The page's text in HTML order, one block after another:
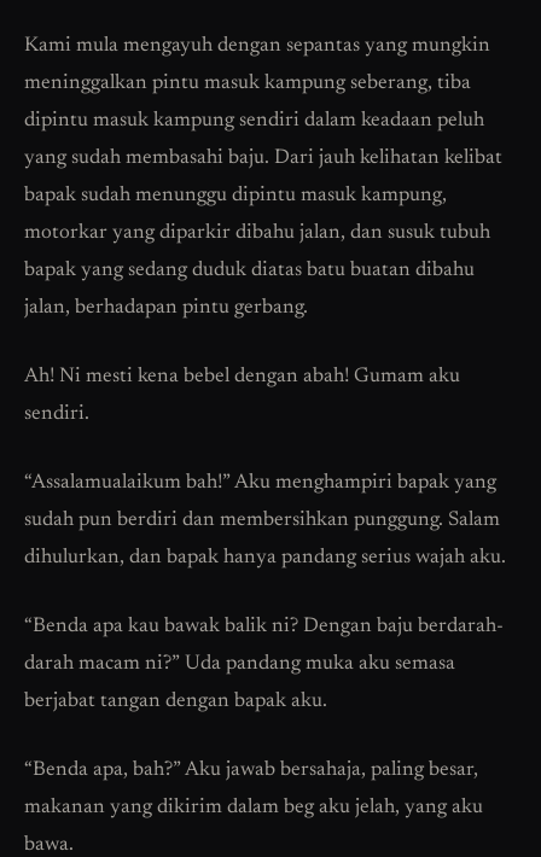
Kami mula mengayuh dengan sepantas yang mungkin
meninggalkan pintu masuk kampung seberang, tiba
dipintu masuk kampung sendiri dalam keadaan peluh
yang sudah membasahi baju. Dari jauh kelihatan kelibat
bapak sudah menunggu dipintu masuk kampung,
motorkar yang diparkir dibahu jalan, dan susuk tubuh
bapak yang sedang duduk diatas batu buatan dibahu
jalan, berhadapan pintu gerbang.
Ah! Ni mesti kena bebel dengan abah! Gumam aku
sendiri.
“Assalamualaikum bah!” Aku menghampiri bapak yang
sudah pun berdiri dan membersihkan punggung. Salam
dihulurkan, dan bapak hanya pandang serius wajah aku.
“Benda apa kau bawak balik ni? Dengan baju berdarah-
darah macam ni?” Uda pandang muka aku semasa
berjabat tangan dengan bapak aku.
“Benda apa, bah?” Aku jawab bersahaja, paling besar,
makanan yang dikirim dalam beg aku jelah, yang aku
bawa.